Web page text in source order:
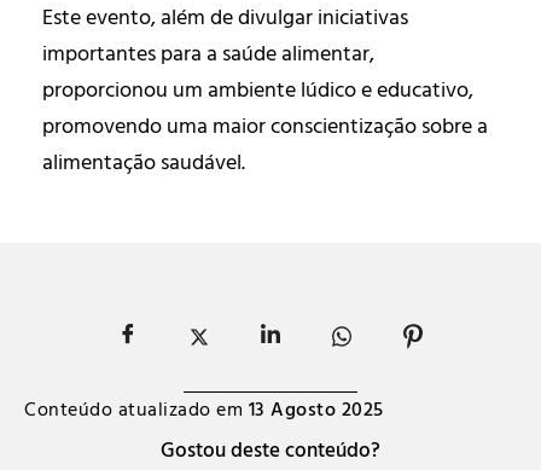
Este evento, além de divulgar iniciativas
importantes para a saúde alimentar,
proporcionou um ambiente lúdico e educativo,
promovendo uma maior conscientização sobre a
alimentação saudável.
Conteúdo atualizado em 13 Agosto 2025
Gostou deste conteúdo?